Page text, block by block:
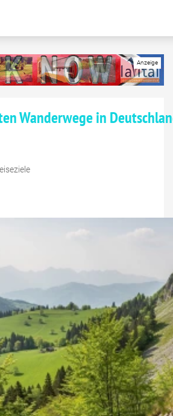
Wanderwege in